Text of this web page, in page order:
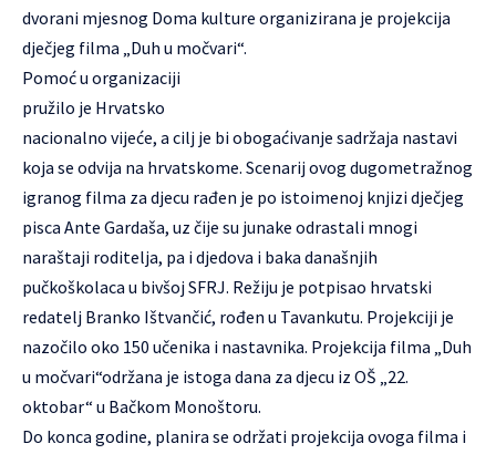
dvorani mjesnog Doma kulture organizirana je projekcija
dječjeg filma „Duh u močvari“.
Pomoć u organizaciji
pružilo je Hrvatsko
nacionalno vijeće, a cilj je bi obogaćivanje sadržaja nastavi
koja se odvija na hrvatskome. Scenarij ovog dugometražnog
igranog filma za djecu rađen je po istoimenoj knjizi dječjeg
pisca Ante Gardaša, uz čije su junake odrastali mnogi
naraštaji roditelja, pa i djedova i baka današnjih
pučkoškolaca u bivšoj SFRJ. Režiju je potpisao hrvatski
redatelj Branko Ištvančić, rođen u Tavankutu. Projekciji je
nazočilo oko 150 učenika i nastavnika. Projekcija filma „Duh
u močvari“održana je istoga dana za djecu iz OŠ „22.
oktobar“ u Bačkom Monoštoru.
Do konca godine, planira se održati projekcija ovoga filma i